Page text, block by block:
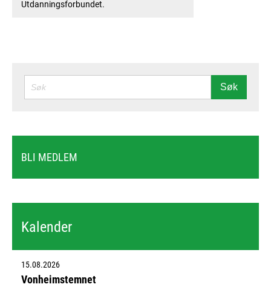
Utdanningsforbundet.
SØK Søk
BLI MEDLEM
Kalender
15.08.2026
Vonheimstemnet